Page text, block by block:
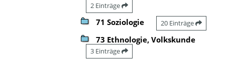
2 Einträge
71 Soziologie 20 Einträge
73 Ethnologie, Volkskunde
3 Einträge